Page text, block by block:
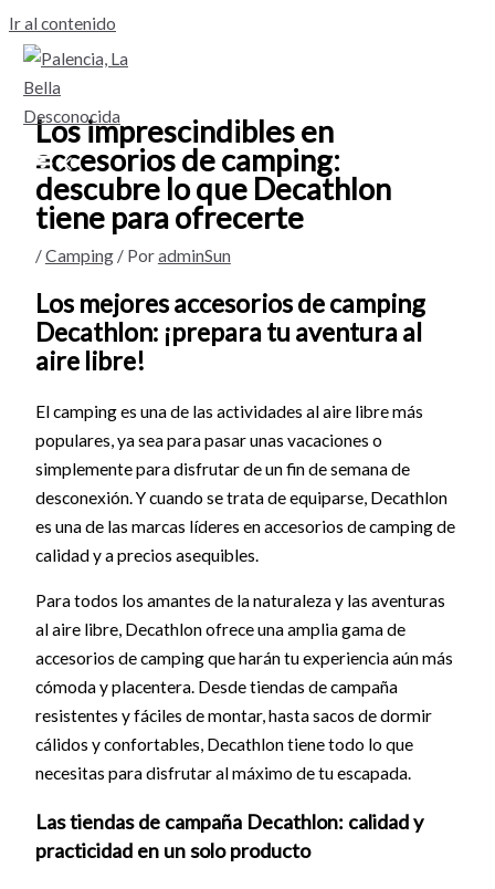
Ir al contenido
Los imprescindibles en
accesorios de camping:
descubre lo que Decathlon
tiene para ofrecerte
/Camping/ PoradminSun
Los mejores accesorios de camping
Decathlon: ¡prepara tu aventura al
aire libre!
El camping es una de las actividades al aire libre más
populares, ya sea para pasar unas vacaciones o
simplemente para disfrutar de un fin de semana de
desconexión. Y cuando se trata de equiparse, Decathlon
es una de las marcas líderes en accesorios de camping de
calidad y a precios asequibles.
Para todos los amantes de la naturaleza y las aventuras
al aire libre, Decathlon ofrece una amplia gama de
accesorios de camping que harán tu experiencia aún más
cómoda y placentera. Desde tiendas de campaña
resistentes y fáciles de montar, hasta sacos de dormir
cálidos y confortables, Decathlon tiene todo lo que
necesitas para disfrutar al máximo de tu escapada.
Las tiendas de campaña Decathlon: calidad y
practicidad en un solo producto